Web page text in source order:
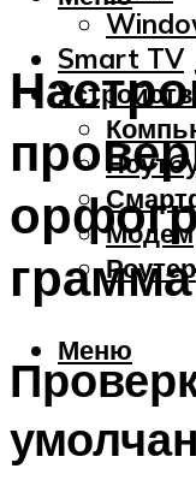
Smart TV
Модем
Роутер
Меню